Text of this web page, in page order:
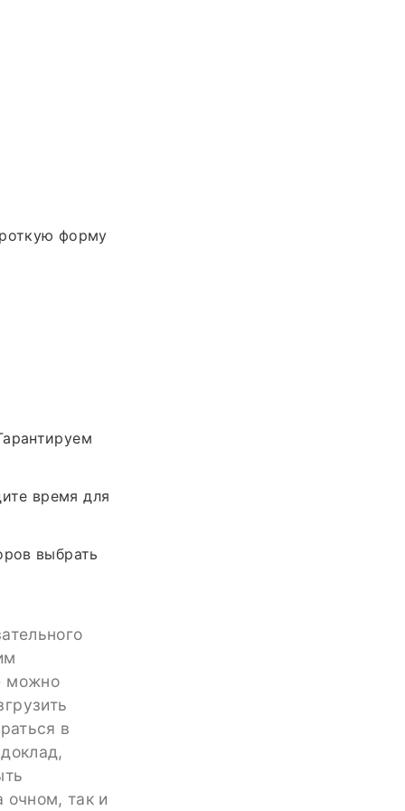
форму
время для
выбрать
можно
в
очном, так и